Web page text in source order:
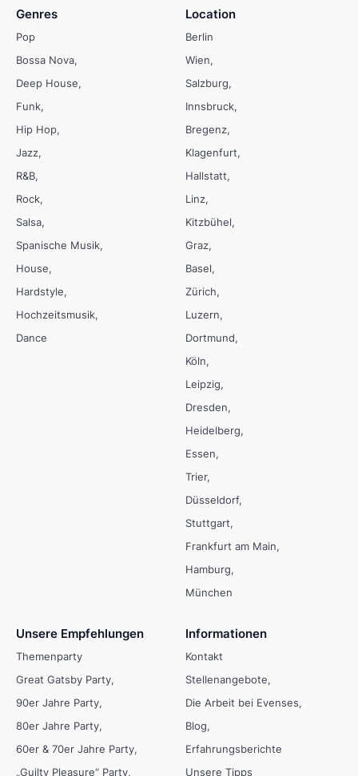
Genres
Pop
Bossa Nova
Deep House
Funk
Hip Hop
Jazz
R&B
Rock
Salsa
Spanische Musik
House
Hardstyle
Hochzeitsmusik
Dance
Location
Berlin
Wien
Salzburg
Innsbruck
Bregenz
Klagenfurt
Hallstatt
Linz
Kitzbühel
Graz
Basel
Zürich
Luzern
Dortmund
Köln
Leipzig
Dresden
Heidelberg
Essen
Trier
Düsseldorf
Stuttgart
Frankfurt am Main
Hamburg
München
Unsere Empfehlungen
Themenparty
Great Gatsby Party
90er Jahre Party
80er Jahre Party
60er & 70er Jahre Party
„Guilty Pleasure“ Party
Informationen
Kontakt
Stellenangebote
Die Arbeit bei Evenses
Blog
Erfahrungsberichte
Unsere Tipps